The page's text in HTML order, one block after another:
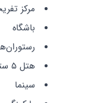
مرکز
باشگاه
هتل 5 ستاره
سینما